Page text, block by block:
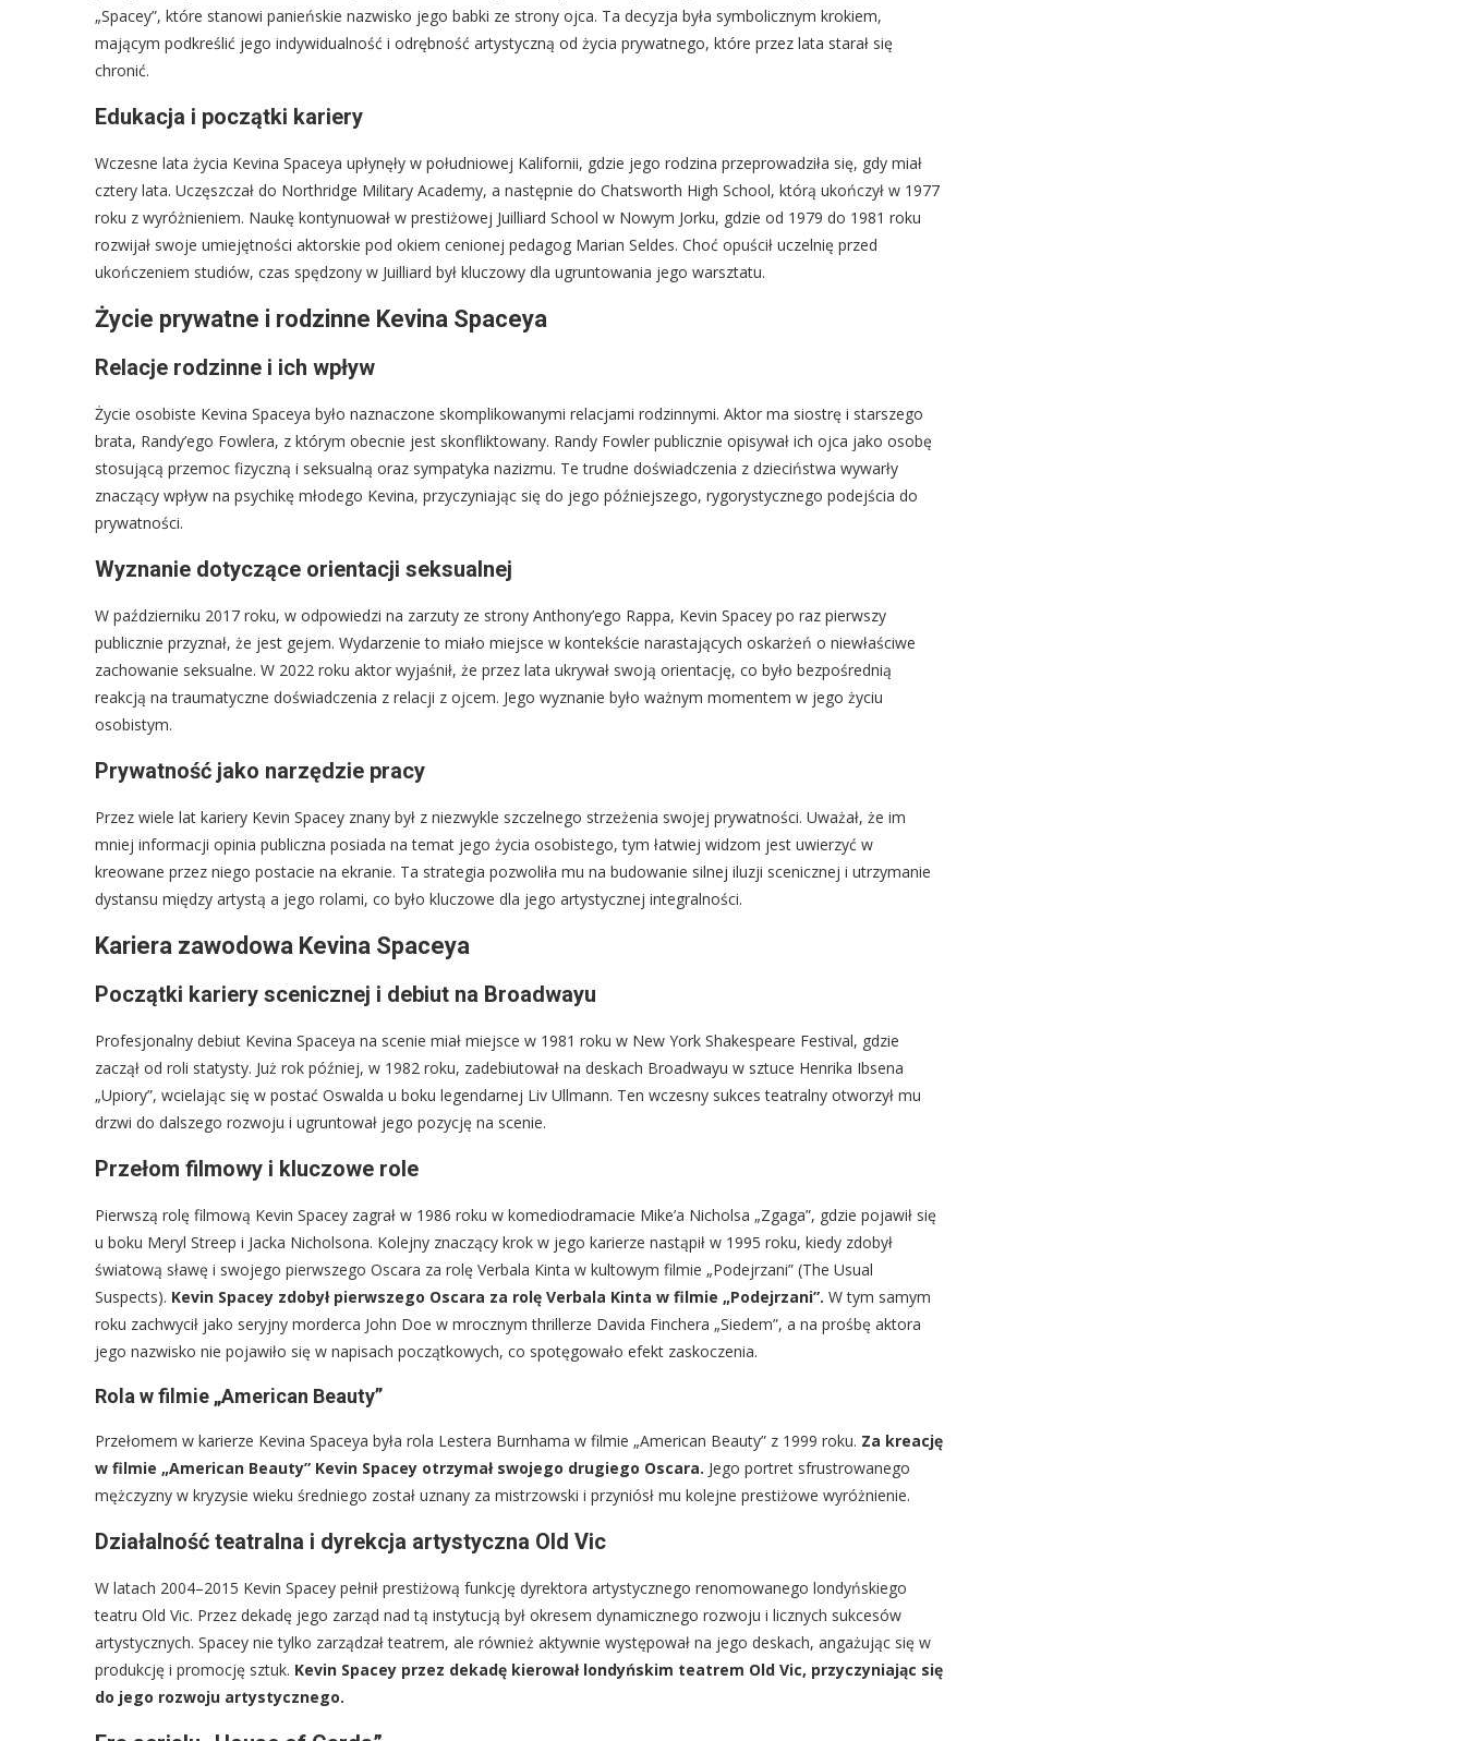
„Spacey”, które stanowi panieńskie nazwisko jego babki ze strony ojca. Ta decyzja była symbolicznym krokiem,
mającym podkreślić jego indywidualność i odrębność artystyczną od życia prywatnego, które przez lata starał się
chronić.
Edukacja i początki kariery
Wczesne lata życia Kevina Spaceya upłynęły w południowej Kalifornii, gdzie jego rodzina przeprowadziła się, gdy miał
cztery lata. Uczęszczał do Northridge Military Academy, a następnie do Chatsworth High School, którą ukończył w 1977
roku z wyróżnieniem. Naukę kontynuował w prestiżowej Juilliard School w Nowym Jorku, gdzie od 1979 do 1981 roku
rozwijał swoje umiejętności aktorskie pod okiem cenionej pedagog Marian Seldes. Choć opuścił uczelnię przed
ukończeniem studiów, czas spędzony w Juilliard był kluczowy dla ugruntowania jego warsztatu.
Życie prywatne i rodzinne Kevina Spaceya
Relacje rodzinne i ich wpływ
Życie osobiste Kevina Spaceya było naznaczone skomplikowanymi relacjami rodzinnymi. Aktor ma siostrę i starszego
brata, Randy’ego Fowlera, z którym obecnie jest skonfliktowany. Randy Fowler publicznie opisywał ich ojca jako osobę
stosującą przemoc fizyczną i seksualną oraz sympatyka nazizmu. Te trudne doświadczenia z dzieciństwa wywarły
znaczący wpływ na psychikę młodego Kevina, przyczyniając się do jego późniejszego, rygorystycznego podejścia do
prywatności.
Wyznanie dotyczące orientacji seksualnej
W październiku 2017 roku, w odpowiedzi na zarzuty ze strony Anthony’ego Rappa, Kevin Spacey po raz pierwszy
publicznie przyznał, że jest gejem. Wydarzenie to miało miejsce w kontekście narastających oskarżeń o niewłaściwe
zachowanie seksualne. W 2022 roku aktor wyjaśnił, że przez lata ukrywał swoją orientację, co było bezpośrednią
reakcją na traumatyczne doświadczenia z relacji z ojcem. Jego wyznanie było ważnym momentem w jego życiu
osobistym.
Prywatność jako narzędzie pracy
Przez wiele lat kariery Kevin Spacey znany był z niezwykle szczelnego strzeżenia swojej prywatności. Uważał, że im
mniej informacji opinia publiczna posiada na temat jego życia osobistego, tym łatwiej widzom jest uwierzyć w
kreowane przez niego postacie na ekranie. Ta strategia pozwoliła mu na budowanie silnej iluzji scenicznej i utrzymanie
dystansu między artystą a jego rolami, co było kluczowe dla jego artystycznej integralności.
Kariera zawodowa Kevina Spaceya
Początki kariery scenicznej i debiut na Broadwayu
Profesjonalny debiut Kevina Spaceya na scenie miał miejsce w 1981 roku w New York Shakespeare Festival, gdzie
zaczął od roli statysty. Już rok później, w 1982 roku, zadebiutował na deskach Broadwayu w sztuce Henrika Ibsena
„Upiory”, wcielając się w postać Oswalda u boku legendarnej Liv Ullmann. Ten wczesny sukces teatralny otworzył mu
drzwi do dalszego rozwoju i ugruntował jego pozycję na scenie.
Przełom filmowy i kluczowe role
Pierwszą rolę filmową Kevin Spacey zagrał w 1986 roku w komediodramacie Mike’a Nicholsa „Zgaga”, gdzie pojawił się
u boku Meryl Streep i Jacka Nicholsona. Kolejny znaczący krok w jego karierze nastąpił w 1995 roku, kiedy zdobył
światową sławę i swojego pierwszego Oscara za rolę Verbala Kinta w kultowym filmie „Podejrzani” (The Usual
Suspects). Kevin Spacey zdobył pierwszego Oscara za rolę Verbala Kinta w filmie „Podejrzani”. W tym samym
roku zachwycił jako seryjny morderca John Doe w mrocznym thrillerze Davida Finchera „Siedem”, a na prośbę aktora
jego nazwisko nie pojawiło się w napisach początkowych, co spotęgowało efekt zaskoczenia.
Rola w filmie „American Beauty”
Przełomem w karierze Kevina Spaceya była rola Lestera Burnhama w filmie „American Beauty” z 1999 roku. Za kreację
w filmie „American Beauty” Kevin Spacey otrzymał swojego drugiego Oscara. Jego portret sfrustrowanego
mężczyzny w kryzysie wieku średniego został uznany za mistrzowski i przyniósł mu kolejne prestiżowe wyróżnienie.
Działalność teatralna i dyrekcja artystyczna Old Vic
W latach 2004–2015 Kevin Spacey pełnił prestiżową funkcję dyrektora artystycznego renomowanego londyńskiego
teatru Old Vic. Przez dekadę jego zarząd nad tą instytucją był okresem dynamicznego rozwoju i licznych sukcesów
artystycznych. Spacey nie tylko zarządzał teatrem, ale również aktywnie występował na jego deskach, angażując się w
produkcję i promocję sztuk. Kevin Spacey przez dekadę kierował londyńskim teatrem Old Vic, przyczyniając się
do jego rozwoju artystycznego.